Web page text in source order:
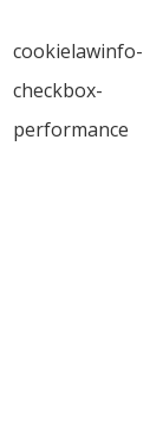
cookielawinfo-
checkbox-
performance